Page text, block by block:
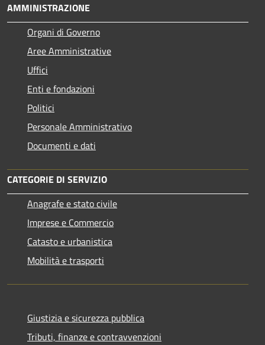
AMMINISTRAZIONE
Organi di Governo
Aree Amministrative
Uffici
Enti e fondazioni
Politici
Personale Amministrativo
Documenti e dati
CATEGORIE DI SERVIZIO
Anagrafe e stato civile
Imprese e Commercio
Catasto e urbanistica
Mobilità e trasporti
Giustizia e sicurezza pubblica
Tributi, finanze e contravvenzioni